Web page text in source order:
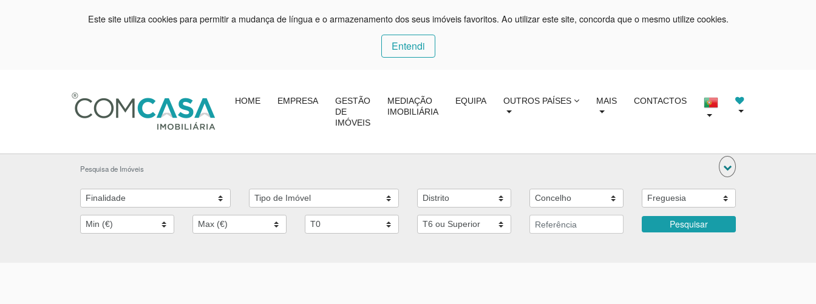
Este site utiliza cookies para permitir a mudança de língua e o armazenamento dos seus imóveis favoritos. Ao utilizar este site, concorda que o mesmo utilize cookies.
Entendi
HOME EMPRESA
GESTÃO
DE
IMÓVEIS
MEDIAÇÃO
IMOBILIÁRIA
EQUIPA OUTROS PAÍSES MAIS CONTACTOS
Pesquisa de Imóveis
Pesquisar